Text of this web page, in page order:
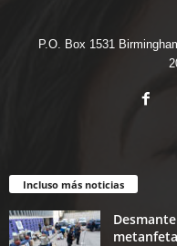
P.O. Box 1531
Incluso más noticias